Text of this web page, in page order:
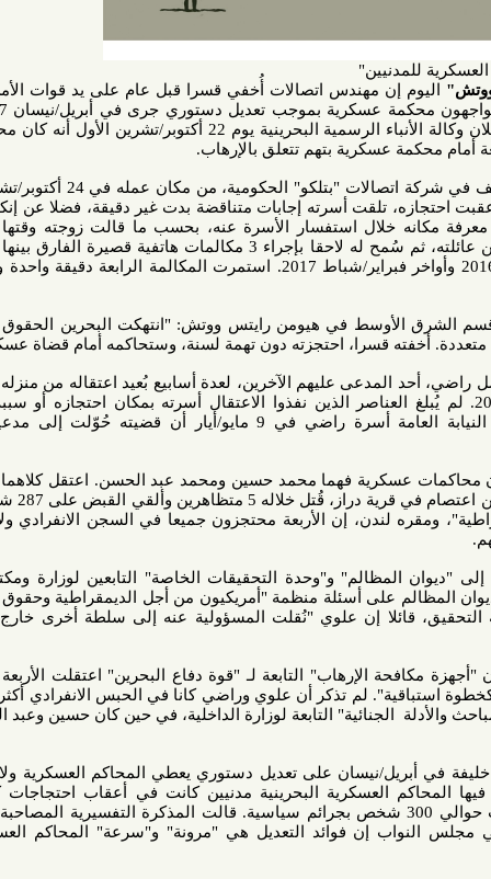
إن مهندس اتصالات أُخفي قسرا قبل عام على يد قوات الأمن سيكون
من بين أوائل المدنيين الذين سيواجهون محكمة عسكرية بموجب تعديل دستوري جرى في أبريل/نيسان 2017. بقي
مجهولا حتى إعلان وكالة الأنباء الرسمية البحرينية يوم 22 أكتوبر/تشرين الأول أنه كان محتجزا لدى
اعتقلت قوات الأمن علوي، موظف في شركة اتصالات "بتلكو" الحكومية، من مكان عمله في 24 أكتوبر/تشرين الأول
تلقت أسرته إجابات متناقضة بدت غير دقيقة، فضلا عن إنكار مختلف
خلال استفسار الأسرة عنه، بحسب ما قالت زوجته وقتها لـ هيومن
رايتس ووتش. انقطعت أخباره عن عائلته، ثم سُمح له لاحقا بإجراء 3 مكالمات هاتفية قصيرة الفارق بينها 6 أسابيع،
بين أواخر نوفمبر/تشرين الثاني 2016 وأواخر فبراير/شباط 2017. استمرت المكالمة الرابعة دقيقة واحدة وكانت في
في هيومن رايتس ووتش: "انتهكت البحرين الحقوق الأساسية
قسرا، احتجزته دون تهمة لسنة، وستحاكمه أمام قضاة عسكريين".
كما أُخفت قوات الأمن قسرا فاضل راضي، أحد المدعى عليهم الآخرين، لعدة أسابيع بُعيد اعتقاله من منزله الساعة 3
سبتمبر/أيلول 2016. لم يُبلغ العناصر الذين نفذوا الاعتقال أسرته بمكان احتجازه أو سببه، بحسب
"منظمة العفو الدولية". أخبرت النيابة العامة أسرة راضي في 9 مايو/أيار أن قضيته حُوّلت إلى مدعين عامين
عسكرية فهما محمد حسين ومحمد عبد الحسن. اعتقل كلاهما في أواخر
مايو/أيار عقب مهاجمة قوات الأمن اعتصام في قرية دراز، قُتل خلاله 5 متظاهرين وألقي القبض على 287 شخصا. قال
لندن، إن الأربعة محتجزون جميعا في السجن الانفرادي ولا يتمكنون
و"وحدة التحقيقات الخاصة" التابعين لوزارة ومكتب النائب
المظالم على أسئلة منظمة "أمريكيون من أجل الديمقراطية وحقوق الإنسان"،
إن علوي "نُقلت المسؤولية عنه إلى سلطة أخرى خارج اختصاص
الإرهاب" التابعة لـ "قوة دفاع البحرين" اعتقلت الأربعة "بعد جمع
لم تذكر أن علوي وراضي كانا في الحبس الانفرادي أكثر من سنة،
الجنائية" التابعة لوزارة الداخلية، في حين كان حسين وعبد الحسن في
نيسان على تعديل دستوري يعطي المحاكم العسكرية ولاية قضائية
العسكرية البحرينية مدنيين كانت في أعقاب احتجاجات كبيرة ضد
الحكومة عام 2011، عندما أدانت حوالي 300 شخص بجرائم سياسية. قالت المذكرة التفسيرية المصاحبة للتصويت
إن فوائد التعديل هي "مرونة" و"سرعة" المحاكم العسكرية في